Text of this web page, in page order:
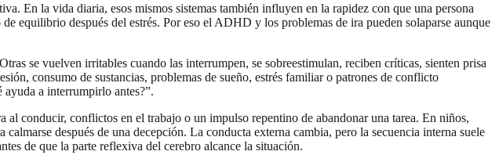
En la vida diaria, esos mismos sistemas también influyen en la rapidez con que una persona
equilibrio después del estrés. Por eso el ADHD y los problemas de ira pueden solaparse aunque
se vuelven irritables cuando las interrumpen, se sobreestimulan, reciben críticas, sienten prisa
consumo de sustancias, problemas de sueño, estrés familiar o patrones de conflicto
a interrumpirlo antes?”.
al conducir, conflictos en el trabajo o un impulso repentino de abandonar una tarea. En niños,
después de una decepción. La conducta externa cambia, pero la secuencia interna suele
de que la parte reflexiva del cerebro alcance la situación.